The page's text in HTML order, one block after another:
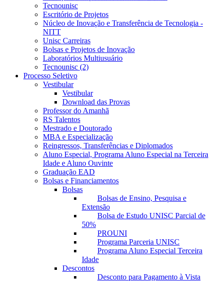
Tecnounisc
Escritório de Projetos
Núcleo de Inovação e Transferência de Tecnologia -
NITT
Unisc Carreiras
Bolsas e Projetos de Inovação
Laboratórios Multiusuário
Tecnounisc (2)
Processo Seletivo
Vestibular
Vestibular
Download das Provas
Professor do Amanhã
RS Talentos
Mestrado e Doutorado
MBA e Especialização
Reingressos, Transferências e Diplomados
Aluno Especial, Programa Aluno Especial na Terceira
Idade e Aluno Ouvinte
Graduação EAD
Bolsas e Financiamentos
Bolsas
Bolsas de Ensino, Pesquisa e
Extensão
Bolsa de Estudo UNISC Parcial de
50%
PROUNI
Programa Parceria UNISC
Programa Aluno Especial Terceira
Idade
Descontos
Desconto para Pagamento à Vista